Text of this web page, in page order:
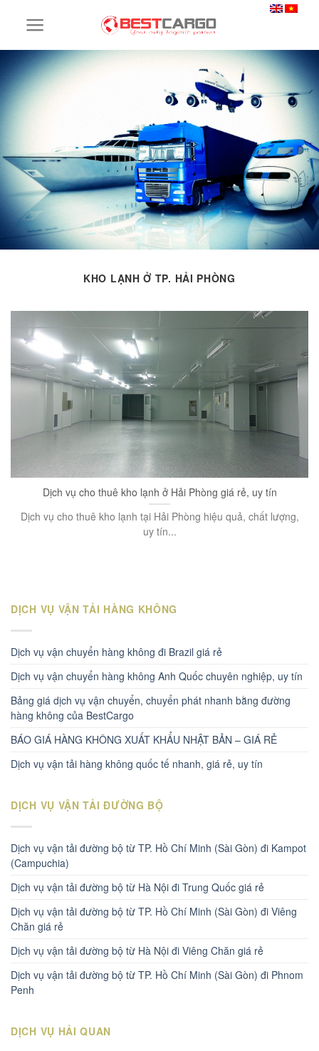
KHO LẠNH Ở TP. HẢI PHÒNG
Dịch vụ cho thuê kho lạnh ở Hải Phòng giá rẻ, uy tín
Dịch vụ cho thuê kho lạnh tại Hải Phòng hiệu quả, chất lượng,
uy tín...
DỊCH VỤ VẬN TẢI HÀNG KHÔNG
Dịch vụ vận chuyển hàng không đi Brazil giá rẻ
Dịch vụ vận chuyển hàng không Anh Quốc chuyên nghiệp, uy tín
Bảng giá dịch vụ vận chuyển, chuyển phát nhanh bằng đường
hàng không của BestCargo
BÁO GIÁ HÀNG KHÔNG XUẤT KHẨU NHẬT BẢN – GIÁ RẺ
Dịch vụ vận tải hàng không quốc tế nhanh, giá rẻ, uy tín
DỊCH VỤ VẬN TẢI ĐƯỜNG BỘ
Dịch vụ vận tải đường bộ từ TP. Hồ Chí Minh (Sài Gòn) đi Kampot
(Campuchia)
Dịch vụ vận tải đường bộ từ Hà Nội đi Trung Quốc giá rẻ
Dịch vụ vận tải đường bộ từ TP. Hồ Chí Minh (Sài Gòn) đi Viêng
Chăn giá rẻ
Dịch vụ vận tải đường bộ từ Hà Nội đi Viêng Chăn giá rẻ
Dịch vụ vận tải đường bộ từ TP. Hồ Chí Minh (Sài Gòn) đi Phnom
Penh
DỊCH VỤ HẢI QUAN